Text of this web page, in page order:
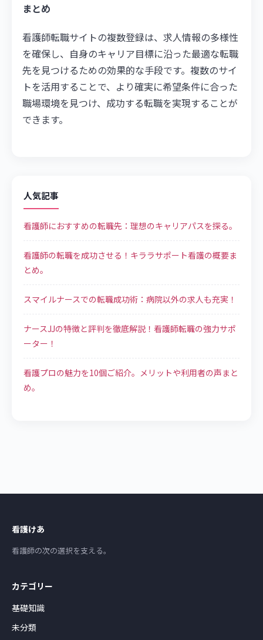
まとめ
看護師転職サイトの複数登録は、求人情報の多様性
を確保し、自身のキャリア目標に沿った最適な転職
先を見つけるための効果的な手段です。複数のサイ
トを活用することで、より確実に希望条件に合った
職場環境を見つけ、成功する転職を実現することが
できます。
人気記事
看護師におすすめの転職先：理想のキャリアパスを探る。
看護師の転職を成功させる！キララサポート看護の概要ま
とめ。
スマイルナースでの転職成功術：病院以外の求人も充実！
ナースJJの特徴と評判を徹底解説！看護師転職の強力サポ
ーター！
看護プロの魅力を10個ご紹介。メリットや利用者の声まと
め。
看護けあ
看護師の次の選択を支える。
カテゴリー
基礎知識
未分類